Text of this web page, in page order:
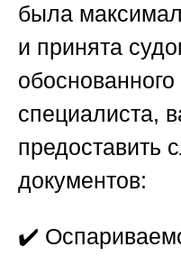
была
и принята
специалиста,
предоставить
документов:
✔️